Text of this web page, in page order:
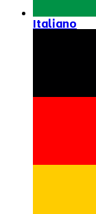
Italiano